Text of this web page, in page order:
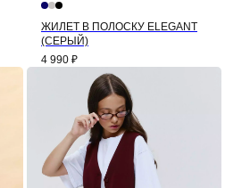
ЖИЛЕТ В ПОЛОСКУ ELEGANT
(СЕРЫЙ)
4 990 ₽